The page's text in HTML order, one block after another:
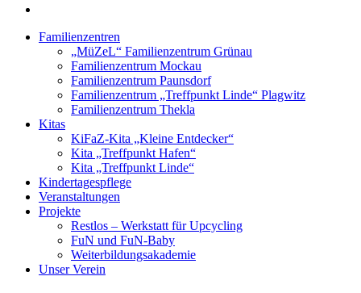
Familienzentren
„MüZeL“ Familienzentrum Grünau
Familienzentrum Mockau
Familienzentrum Paunsdorf
Familienzentrum „Treffpunkt Linde“ Plagwitz
Familienzentrum Thekla
Kitas
KiFaZ-Kita „Kleine Entdecker“
Kita „Treffpunkt Hafen“
Kita „Treffpunkt Linde“
Kindertagespflege
Veranstaltungen
Projekte
Restlos – Werkstatt für Upcycling
FuN und FuN-Baby
Weiterbildungsakademie
Unser Verein